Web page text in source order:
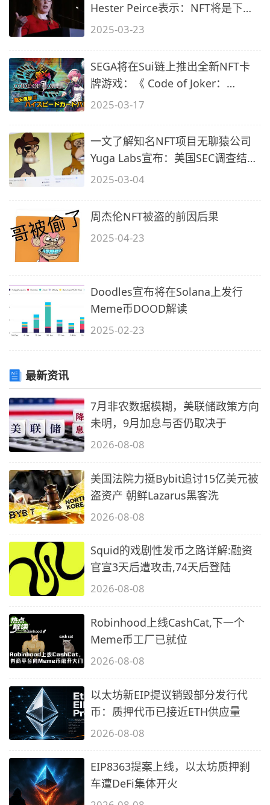
Hester Peirce表示：NFT将是下一
个监管方向
2025-03-23
SEGA将在Sui链上推出全新NFT卡
牌游戏：《 Code of Joker：
Evolutions》
2025-03-17
一文了解知名NFT项目无聊猿公司
Yuga Labs宣布：美国SEC调查结案
NFT不
2025-03-04
周杰伦NFT被盗的前因后果
2025-04-23
Doodles宣布将在Solana上发行
Meme币DOOD解读
2025-02-23
最新资讯
7月非农数据模糊，美联储政策方向
未明，9月加息与否仍取决于
2026-08-08
美国法院力挺Bybit追讨15亿美元被
盗资产 朝鲜Lazarus黑客洗
2026-08-08
Squid的戏剧性发币之路详解:融资
官宣3天后遭攻击,74天后登陆
2026-08-08
Robinhood上线CashCat,下一个
Meme币工厂已就位
2026-08-08
以太坊新EIP提议销毁部分发行代
币：质押代币已接近ETH供应量
2026-08-08
EIP8363提案上线，以太坊质押刹
车遭DeFi集体开火